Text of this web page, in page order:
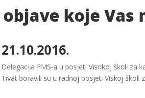
objave koje
21.10.2016.
Delegacija FMS-a u posjeti Visokoj školi za
Tivat boravili su u radnoj posjeti Viskoj školi